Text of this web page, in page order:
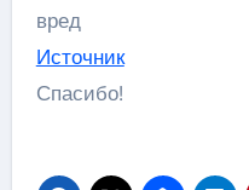
вред
Источник
Спасибо!